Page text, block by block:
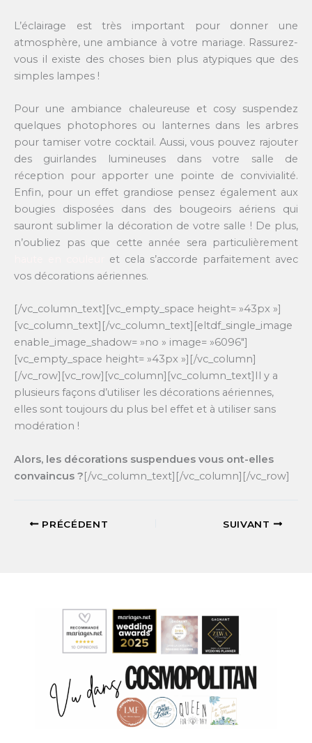
L’éclairage est très important pour donner une
atmosphère, une ambiance à votre mariage. Rassurez-
vous il existe des choses bien plus atypiques que des
simples lampes !
Pour une ambiance chaleureuse et cosy suspendez
quelques photophores ou lanternes dans les arbres
pour tamiser votre cocktail. Aussi, vous pouvez rajouter
des guirlandes lumineuses dans votre salle de
réception pour apporter une pointe de convivialité.
Enfin, pour un effet grandiose pensez également aux
bougies disposées dans des bougeoirs aériens qui
sauront sublimer la décoration de votre salle ! De plus,
n’oubliez pas que cette année sera particulièrement
et cela s’accorde parfaitement avec
vos décorations aériennes.
[/vc_column_text][vc_empty_space height= »43px »]
[vc_column_text][/vc_column_text][eltdf_single_image
enable_image_shadow= »no » image= »6096″]
[vc_empty_space height= »43px »][/vc_column]
[/vc_row][vc_row][vc_column][vc_column_text]Il y a
plusieurs façons d’utiliser les décorations aériennes,
elles sont toujours du plus bel effet et à utiliser sans
modération !
Alors, les décorations suspendues vous ont-elles
convaincus ?[/vc_column_text][/vc_column][/vc_row]
PRÉCÉDENT SUIVANT